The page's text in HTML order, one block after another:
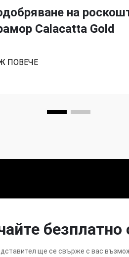
на
Calacatta Gold
ПОВЕЧЕ
безплатно
ще се свърже с вас